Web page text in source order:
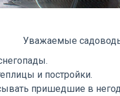
Уважаемые
и постройки.
пришедшие в